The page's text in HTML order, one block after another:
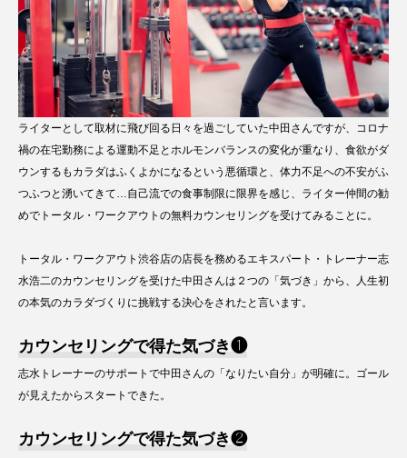
ライターとして取材に飛び回る日々を過ごしていた中田さんですが、コロナ
禍の在宅勤務による運動不足とホルモンバランスの変化が重なり、食欲がダ
ウンするもカラダはふくよかになるという悪循環と、体力不足への不安がふ
つふつと湧いてきて…自己流での食事制限に限界を感じ、ライター仲間の勧
めでトータル・ワークアウトの無料カウンセリングを受けてみることに。
トータル・ワークアウト渋谷店の店長を務めるエキスパート・トレーナー志
水浩二のカウンセリングを受けた中田さんは２つの「気づき」から、人生初
の本気のカラダづくりに挑戦する決心をされたと言います。
カウンセリングで得た気づき❶
志水トレーナーのサポートで中田さんの「なりたい自分」が明確に。ゴール
が見えたからスタートできた。
カウンセリングで得た気づき❷